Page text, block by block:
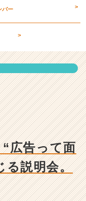
バー >
>
“広告って面
説明会。